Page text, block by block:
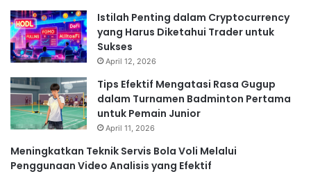
Istilah Penting dalam Cryptocurrency
yang Harus Diketahui Trader untuk
Sukses
April 12, 2026
Tips Efektif Mengatasi Rasa Gugup
dalam Turnamen Badminton Pertama
untuk Pemain Junior
April 11, 2026
Meningkatkan Teknik Servis Bola Voli Melalui
Penggunaan Video Analisis yang Efektif